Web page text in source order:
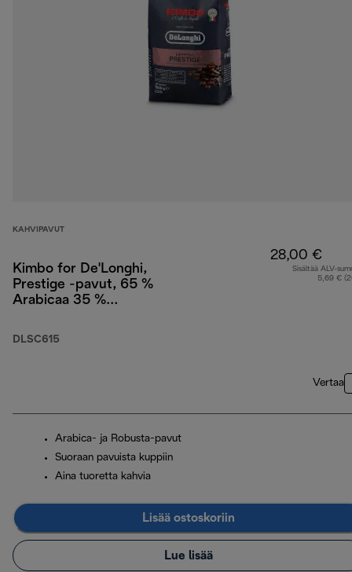
KAHVIPAVUT
Kimbo for De'Longhi,
Prestige -pavut, 65 %
Arabicaa 35 %
DLSC615
28,00 €
Sisältää ALV-
5,69 €
Vertaa
Arabica- ja Robusta-pavut
Suoraan pavuista kuppiin
Aina tuoretta kahvia
Lisää ostoskoriin
Lue lisää